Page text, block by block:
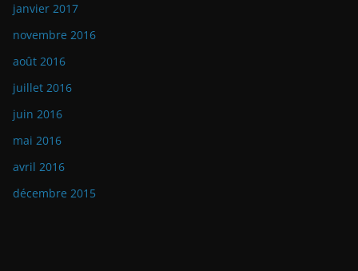
janvier 2017
novembre 2016
août 2016
juillet 2016
juin 2016
mai 2016
avril 2016
décembre 2015